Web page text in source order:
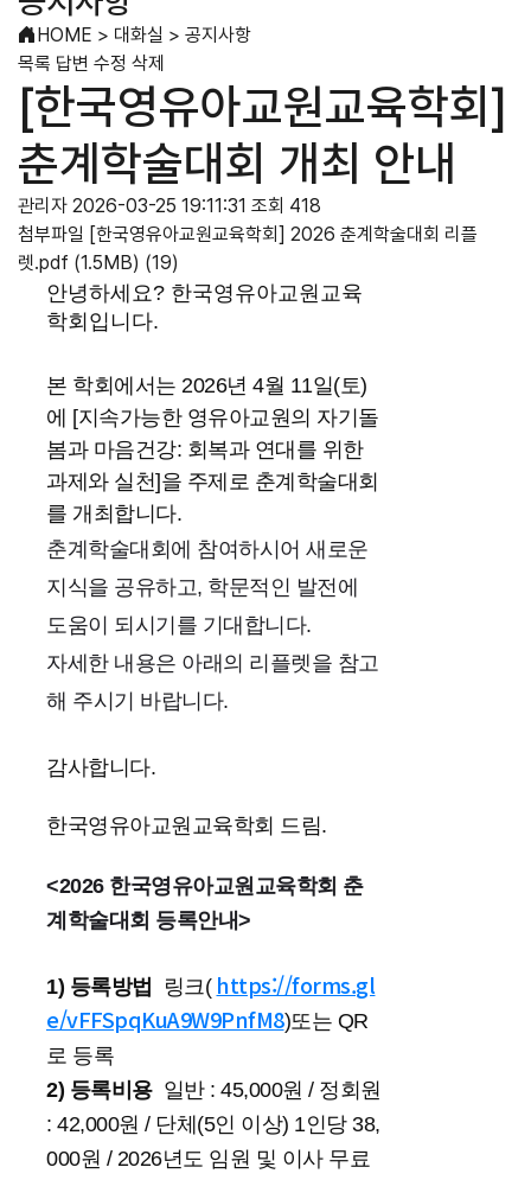
HOME > 대화실 > 공지사항
목록 답변 수정 삭제
[한국영유아교원교육학회]
춘계학술대회 개최 안내
관리자 2026-03-25 19:11:31 조회 418
첨부파일 [한국영유아교원교육학회] 2026 춘계학술대회 리플
렛.pdf (1.5MB) (19)
안녕하세요? 한국영유아교원교육
학회입니다.
본 학회에서는 2026년 4월 11일(토)
에 [지속가능한 영유아교원의 자기돌
봄과 마음건강: 회복과 연대를 위한
과제와 실천]을 주제로 춘계학술대회
를 개최합니다.
춘계학술대회에 참여하시어 새로운
지식을 공유하고, 학문적인 발전에
도움이 되시기를 기대합니다.
자세한 내용은 아래의 리플렛을 참고
해 주시기 바랍니다.
감사합니다.
한국영유아교원교육학회 드림.
<2026 한국영유아교원교육학회 춘
계학술대회 등록안내>
1) 등록방법 링크( https://forms.gl
e/vFFSpqKuA9W9PnfM8)또는 QR
로 등록
2) 등록비용일반: 45,000원 / 정회원
: 42,000원 / 단체(5인 이상) 1인당 38,
000원 / 2026년도 임원 및 이사 무료